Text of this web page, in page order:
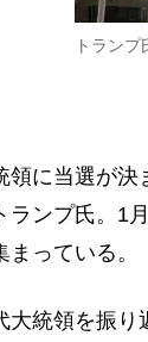
トラン
に当選が決
ランプ氏。1
っている。
統領を振り